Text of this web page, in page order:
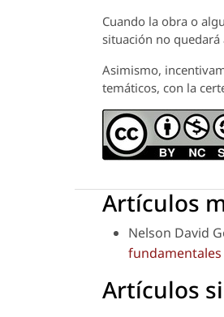
Cuando la obra o
situación no quedará
Asimismo,
temáticos, con la
Artículos
Nelson David
fundamentales
Artículos